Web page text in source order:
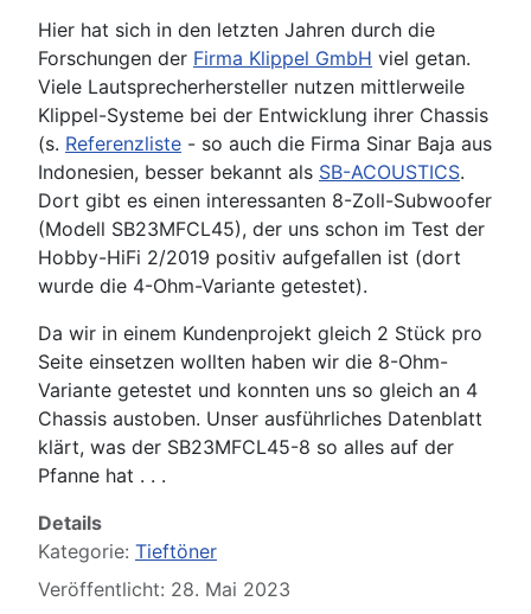
Hier hat sich in den letzten Jahren durch die
Forschungen der Firma Klippel GmbH viel getan.
Viele Lautsprecherhersteller nutzen mittlerweile
Klippel-Systeme bei der Entwicklung ihrer Chassis
(s. Referenzliste - so auch die Firma Sinar Baja aus
Indonesien, besser bekannt als SB-ACOUSTICS.
Dort gibt es einen interessanten 8-Zoll-Subwoofer
(Modell SB23MFCL45), der uns schon im Test der
Hobby-HiFi 2/2019 positiv aufgefallen ist (dort
wurde die 4-Ohm-Variante getestet).
Da wir in einem Kundenprojekt gleich 2 Stück pro
Seite einsetzen wollten haben wir die 8-Ohm-
Variante getestet und konnten uns so gleich an 4
Chassis austoben. Unser ausführliches Datenblatt
klärt, was der SB23MFCL45-8 so alles auf der
Pfanne hat . . .
Details
Kategorie: Tieftöner
Veröffentlicht: 28. Mai 2023